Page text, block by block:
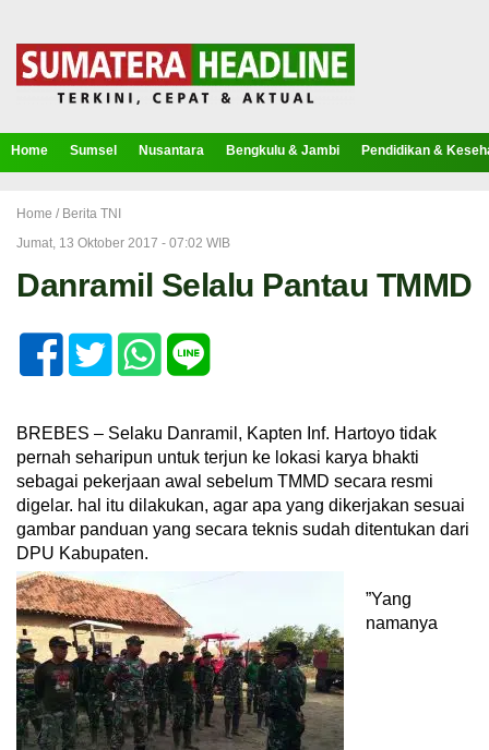
Home Sumsel Nusantara Bengkulu & Jambi Pendidikan &
Home / Berita TNI
Jumat, 13 Oktober 2017 - 07:02 WIB
Danramil Selalu Pantau TMMD
BREBES – Selaku Danramil, Kapten Inf. Hartoyo tidak
pernah seharipun untuk terjun ke lokasi karya bhakti
sebagai pekerjaan awal sebelum TMMD secara resmi
digelar. hal itu dilakukan, agar apa yang dikerjakan sesuai
gambar panduan yang secara teknis sudah ditentukan dari
DPU Kabupaten.
”Yang
namanya